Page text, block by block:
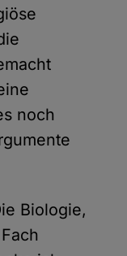
noch
Biologie,